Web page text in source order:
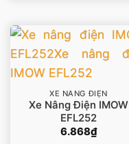
XE NÂNG ĐIỆN
Xe Nâng Điện IMOW
EFL252
6.868₫